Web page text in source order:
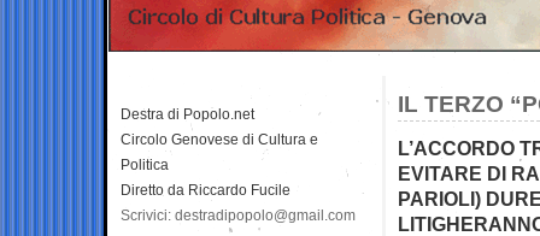
IL TERZO
L’ACCORDO
EVITARE DI
PARIOLI)
Destra di Popolo.net
Circolo Genovese di Cultura e
Politica
Diretto da Riccardo Fucile
Scrivici: destradipopolo@gmail.com